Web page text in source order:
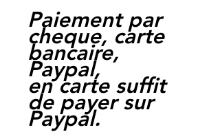
Paiement par
cheque, carte
bancaire,
Paypal,
en carte suffit
de payer sur
Paypal.